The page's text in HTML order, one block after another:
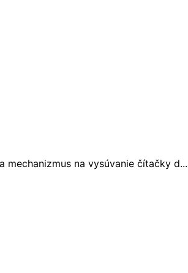
mechanizmus na vysúvanie čítačky d...